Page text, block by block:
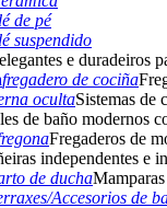
de pé
suspendido
e duradeiros
fregadero de cociña
ocultaSistemas de
de baño modernos
Fregaderos de
independentes e
de ducha
Accesorios de